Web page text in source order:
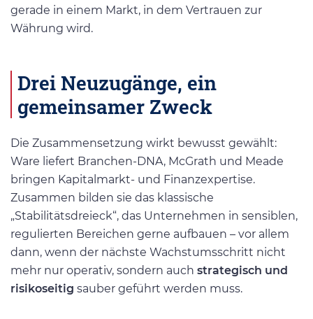
gerade in einem Markt, in dem Vertrauen zur
Währung wird.
Drei Neuzugänge, ein
gemeinsamer Zweck
Die Zusammensetzung wirkt bewusst gewählt:
Ware liefert Branchen-DNA, McGrath und Meade
bringen Kapitalmarkt- und Finanzexpertise.
Zusammen bilden sie das klassische
„Stabilitätsdreieck“, das Unternehmen in sensiblen,
regulierten Bereichen gerne aufbauen – vor allem
dann, wenn der nächste Wachstumsschritt nicht
mehr nur operativ, sondern auch strategisch und
risikoseitig sauber geführt werden muss.